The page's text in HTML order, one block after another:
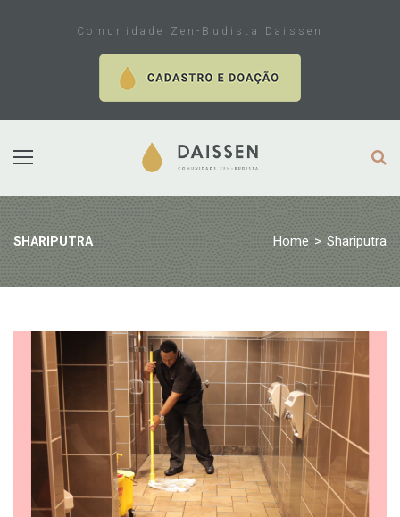
Comunidade Zen-Budista Daissen
SHARIPUTRA Home > Shariputra
Tag:
Shariputra